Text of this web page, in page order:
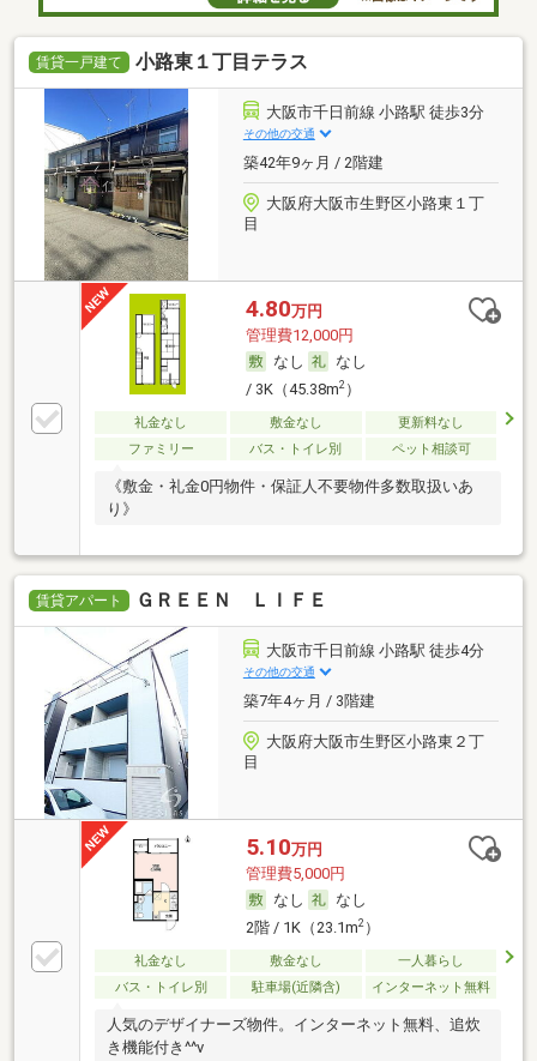
賃貸一戸建て 小路東１丁目テラス
大阪市千日前線 小路駅 徒歩3分
その他の交通
築42年9ヶ月 / 2階建
大阪府大阪市生野区小路東１丁
目
4.80万円
管理費12,000円
なし
なし
/ 3K（45.38m2）
礼金なし 敷金なし
更新料なし
ファミリー
バス・トイレ別 ペット相談可
《敷金・礼金0円物件・保証人不要物件多数取扱いあ
り》
賃貸アパート ＧＲＥＥＮ ＬＩＦＥ
大阪市千日前線 小路駅 徒歩4分
その他の交通
築7年4ヶ月 / 3階建
大阪府大阪市生野区小路東２丁
目
5.10万円
管理費5,000円
なし
なし
2階 / 1K（23.1m2）
礼金なし 敷金なし
一人暮らし
バス・トイレ別
駐車場(近隣含) インターネット無料
人気のデザイナーズ物件。インターネット無料、追炊
き機能付き^^v